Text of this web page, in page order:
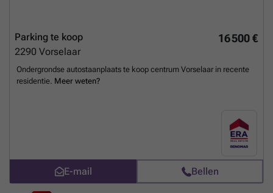
16 500 €
Parking te koop
2290 Vorselaar
Ondergrondse autostaanplaats te koop centrum Vorselaar in recente
residentie. Meer weten?
E-mail Bellen